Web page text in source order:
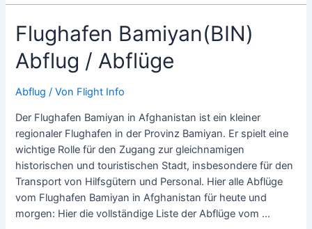
Flughafen Bamiyan(BIN)
Abflug / Abflüge
Abflug / Von Flight Info
Der Flughafen Bamiyan in Afghanistan ist ein kleiner
regionaler Flughafen in der Provinz Bamiyan. Er spielt eine
wichtige Rolle für den Zugang zur gleichnamigen
historischen und touristischen Stadt, insbesondere für den
Transport von Hilfsgütern und Personal. Hier alle Abflüge
vom Flughafen Bamiyan in Afghanistan für heute und
morgen: Hier die vollständige Liste der Abflüge vom …